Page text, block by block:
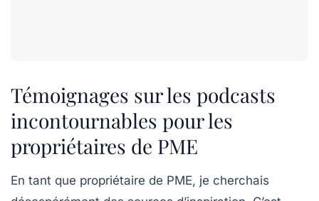
Témoignages sur les podcasts
incontournables pour les
propriétaires de PME
En tant que propriétaire de PME, je cherchais